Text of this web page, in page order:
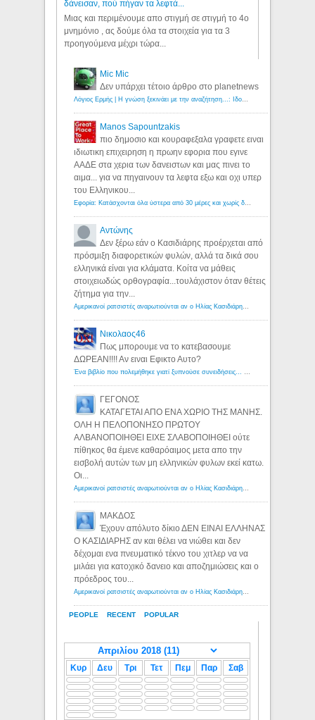
δάνεισαν, πού πήγαν τα λεφτά...
Μιας και περιμένουμε απο στιγμή σε στιγμή το 4ο
μνημόνιο , ας δούμε όλα τα στοιχεία για τα 3
προηγούμενα μέχρι τώρα...
PEOPLE RECENT POPULAR
Mic Mic
Δεν υπάρχει τέτοιο άρθρο στο planetnews
Λόγιος Ερμής | Η γνώση ξεκινάει με την αναζήτηση...: Ιδού οι 18 που χρωστούν 11 δις ευρώ!
Manos Sapountzakis
πιο δημοσιο και κουραφεξαλα γραφετε ειναι
ιδιωτικη επιχειρηση η πρωην εφορια που εγινε
ΑΑΔΕ στα χερια των δανειστων και μας πινει το
αιμα... για να πηγαινουν τα λεφτα εξω και οχι υπερ
του Ελληνικου...
Εφορία: Κατάσχονται όλα ύστερα από 30 μέρες και χωρίς δικαστικές αποφάσεις - Λόγιος Ερμής
Αντώνης
Δεν ξέρω εάν ο Κασιδιάρης προέρχεται από
πρόσμιξη διαφορετικών φυλών, αλλά τα δικά σου
ελληνικά είναι για κλάματα. Κοίτα να μάθεις
στοιχειωδώς ορθογραφία...τουλάχιστον όταν θέτεις
ζήτημα για την...
Αμερικανοί ρατσιστές αναρωτιούνται αν ο Ηλίας Κασιδιάρης ανήκει στη λευκή φυλή... - Λόγιος Ερμής
Νικολαος46
Πως μπορουμε να το κατεβασουμε
ΔΩΡΕΑΝ!!!! Αν ειναι Εφικτο Αυτο?
Ένα βιβλίο που πολεμήθηκε γιατί ξυπνούσε συνειδήσεις... - Λόγιος Ερμής | Η γνώση ξεκινάει με την αναζήτηση...
ΓΕΓΟΝΟΣ
ΚΑΤΑΓΕΤΑΙ ΑΠΟ ΕΝΑ ΧΩΡΙΟ ΤΗΣ ΜΑΝΗΣ.
ΟΛΗ Η ΠΕΛΟΠΟΝΗΣΟ ΠΡΩΤΟΥ
ΑΛΒΑΝΟΠΟΙΗΘΕΙ ΕΙΧΕ ΣΛΑΒΟΠΟΙΗΘΕΙ ούτε
πίθηκος θα έμενε καθαρόαιμος μετα απο την
εισβολή αυτών των μη ελληνικών φυλων εκεί κατω.
Οι...
Αμερικανοί ρατσιστές αναρωτιούνται αν ο Ηλίας Κασιδιάρης ανήκει στη λευκή φυλή... - Λόγιος Ερμής
ΜΑΚΔΟΣ
Έχουν απόλυτο δίκιο ΔΕΝ ΕΙΝΑΙ ΕΛΛΗΝΑΣ
Ο ΚΑΣΙΔΙΑΡΗΣ αν και θέλει να νιώθει και δεν
δέχομαι ενα πνευματικό τέκνο του χιτλερ να να
μιλάει για κατοχικό δανειο και αποζημιώσεις και ο
πρόεδρος του...
Αμερικανοί ρατσιστές αναρωτιούνται αν ο Ηλίας Κασιδιάρης ανήκει στη λευκή φυλή... - Λόγιος Ερμής
Κυρ Δευ Τρι Τετ Πεμ Παρ Σαβ